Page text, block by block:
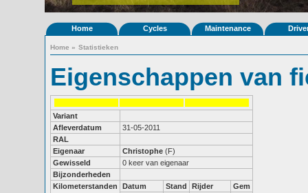
Home Cycles Maintenance
Home » Statistieken
Eigenschappen van
Variant
Afleverdatum
31-05-2011
RAL
Eigenaar
Christophe (F)
Gewisseld
0 keer van eigenaar
Bijzonderheden
Kilometerstanden
Datum Stand Rijder
Gem